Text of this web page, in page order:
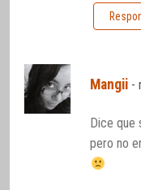
Mangii -
Dice que
pero no